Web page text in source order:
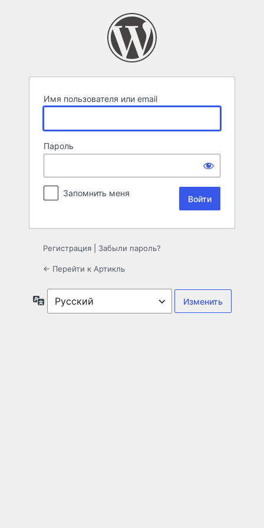
Имя пользователя или email
Пароль
Запомнить меня
Регистрация Забыли пароль?
← Перейти к Артикль
Язык